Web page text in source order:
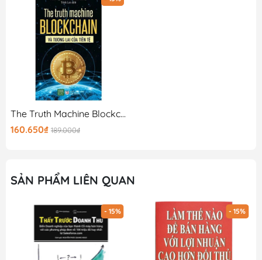
sẽ là 1 cuốn sách quý trên kệ sách của bạn!
The Truth Machine Blockchain Và Tương Lai Của Tiền Tệ
160.650₫ 189.000₫
SẢN PHẨM LIÊN QUAN
- 15% - 15%